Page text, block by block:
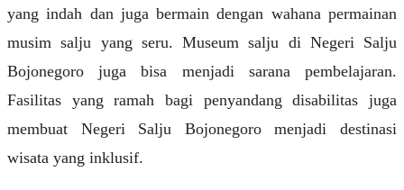
yang indah dan juga bermain dengan wahana permainan
musim salju yang seru. Museum salju di Negeri Salju
Bojonegoro juga bisa menjadi sarana pembelajaran.
Fasilitas yang ramah bagi penyandang disabilitas juga
membuat Negeri Salju Bojonegoro menjadi destinasi
wisata yang inklusif.